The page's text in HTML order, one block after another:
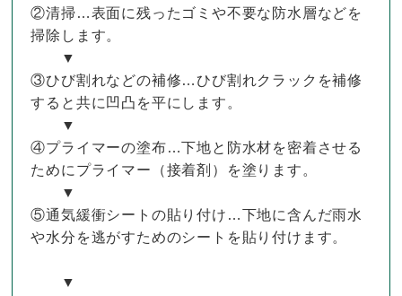
②清掃…表面に残ったゴミや不要な防水層などを
掃除します。
▼
③ひび割れなどの補修…ひび割れクラックを補修
すると共に凹凸を平にします。
▼
④プライマーの塗布…下地と防水材を密着させる
ためにプライマー（接着剤）を塗ります。
▼
⑤通気緩衝シートの貼り付け…下地に含んだ雨水
や水分を逃がすためのシートを貼り付けます。
▼